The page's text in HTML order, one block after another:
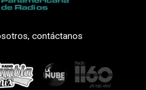
contáctanos